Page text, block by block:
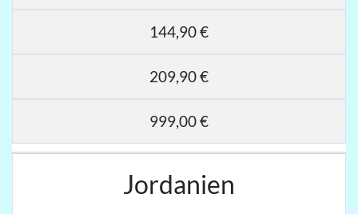
144,90 €
209,90 €
999,00 €
Jordanien